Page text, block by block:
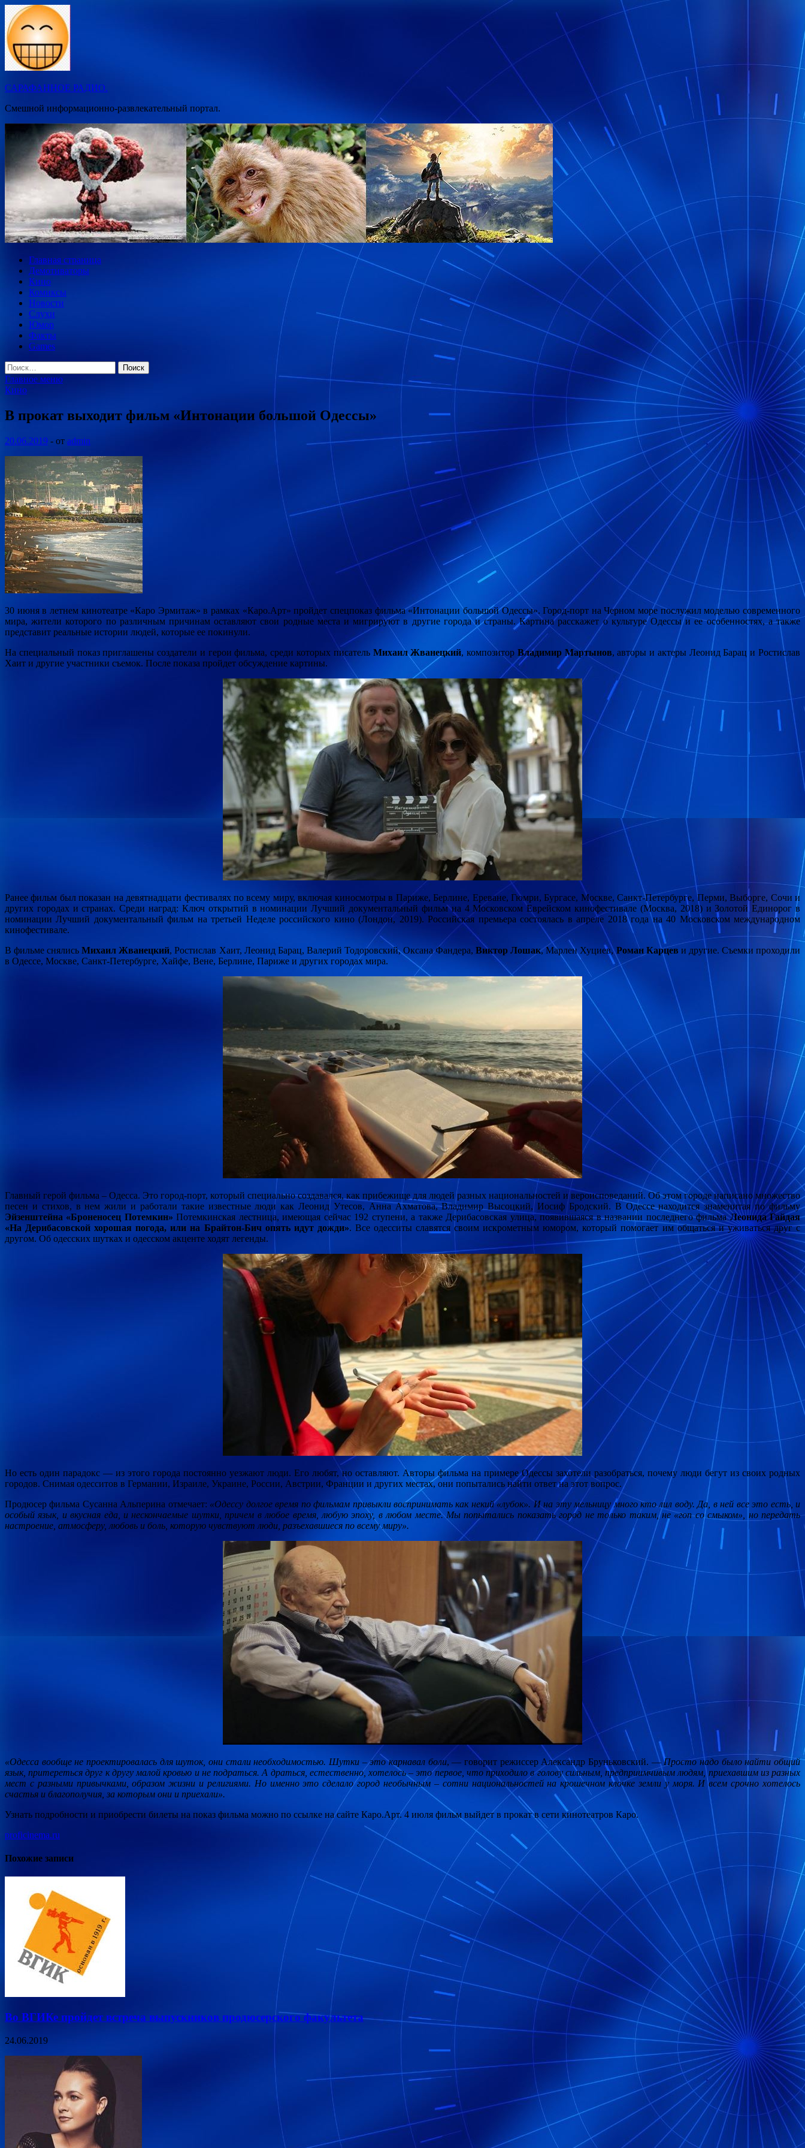
Перейти
содержимому
САРАФАННОЕ РАДИО.
Смешной информационно-развлекательный портал.
Главная страница
Демотиваторы
Кино
Комиксы
Новости
Слухи
Юмор
Факты
Games
Найти:
Главное меню
Кино
В прокат выходит фильм «Интонации большой Одессы»
20.06.2019 - от admin
30 июня в летнем кинотеатре «Каро Эрмитаж» в рамках «Каро.Арт» пройдет спецпоказ фильма «Интонации большой Одессы». Город-порт на Черном море послужил моделью современного
мира, жители которого по различным причинам оставляют свои родные места и мигрируют в другие городаи страны. Картина расскажет о культуре Одессы и ее особенностях, а также
представит реальные истории людей, которые ее покинули.
На специальный показ приглашены создатели и герои фильма, среди которых писатель Михаил Жванецкий, композитор Владимир Мартынов, авторы и актеры Леонид Барац и Ростислав
Хаит и другие участники съемок. После показа пройдет обсуждение картины.
Ранее фильм был показан на девятнадцати фестивалях по всему миру, включая киносмотры в Париже, Берлине, Ереване, Гюмри, Бургасе, Москве, Санкт-Петербурге, Перми, Выборге, Сочи и
других городах и странах. Среди наград: Ключ открытий в номинации Лучший документальный фильм на 4 Московском Еврейском кинофестивале (Москва, 2018) и Золотой Единорог в
номинации Лучший документальный фильм на третьей Неделе российского кино (Лондон, 2019). Российская премьера состоялась в апреле 2018 года на 40 Московском международном
кинофестивале.
В фильме снялисьМихаил Жванецкий, Ростислав Хаит, Леонид Барац, Валерий Тодоровский, Оксана Фандера,Виктор Лошак, Марлен Хуциев,Роман Карцев и другие. Съемки проходили
в Одессе, Москве, Санкт-Петербурге, Хайфе, Вене, Берлине, Париже и других городах мира.
Главный герой фильма – Одесса. Это город-порт, который специально создавался, как прибежище для людей разных национальностей и вероисповеданий. Об этом городе написано множество
песен и стихов, в нем жили и работали такие известные люди как Леонид Утесов, Анна Ахматова, Владимир Высоцкий, Иосиф Бродский. В Одессе находится знаменитая по фильму
Эйзенштейна «Броненосец Потемкин» Потемкинская лестница, имеющая сейчас 192 ступени, а также Дерибасовская улица, появившаяся в названии последнего фильмаЛеонида Гайдая
«На Дерибасовской хорошая погода, или на Брайтон-Бич опять идут дожди». Все одесситы славятся своим искрометным юмором, который помогает им общаться и уживаться друг с
другом. Об одесских шутках и одесском акценте ходят легенды.
Но есть один парадокс — из этого города постоянно уезжают люди. Его любят, но оставляют. Авторы фильма на примере Одессы захотели разобраться, почему люди бегут из своих родных
городов. Снимая одесситов в Германии, Израиле, Украине, России, Австрии, Франции и других местах, они попытались найти ответ на этот вопрос.
Продюсер фильма Сусанна Альперина отмечает: «Одессу долгое время по фильмам привыкли воспринимать как некий «лубок». И на эту мельницу много кто лил воду. Да, в ней все это есть, и
особый язык, и вкусная еда, и нескончаемые шутки, причем в любое время, любую эпоху, в любом месте. Мы попытались показать город не только таким, не «гоп со смыком», но передать
настроение, атмосферу, любовь и боль, которую чувствуют люди, разъехавшиеся по всему миру».
«Одесса вообще не проектировалась для шуток, они стали необходимостью. Шутки – это карнавал боли, — говорит режиссер Александр Бруньковский. —Просто надо было найти общий
язык, притереться друг к другу малой кровью и не подраться. А драться, естественно, хотелось – это первое, что приходило в голову сильным, предприимчивым людям, приехавшим из разных
мест с разными привычками, образом жизни и религиями. Но именно это сделало город необычным – сотни национальностей на крошечном клочке земли у моря. И всем срочно хотелось
счастья и благополучия, за которым они и приехали».
Узнать подробности и приобрести билеты на показ фильма можно по ссылке на сайте Каро.Арт. 4 июля фильм выйдет в прокат в сети кинотеатров Каро.
proficinema.ru
Похожие записи
Во ВГИКе пройдет встреча выпускников продюсерского факультета
24.06.2019